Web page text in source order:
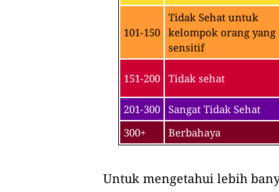
101-150
Tidak Sehat untuk
kelompok orang yang
sensitif
151-200 Tidak sehat
201-300 Sangat Tidak Sehat
300+
Berbahaya
Untuk mengetahui lebih